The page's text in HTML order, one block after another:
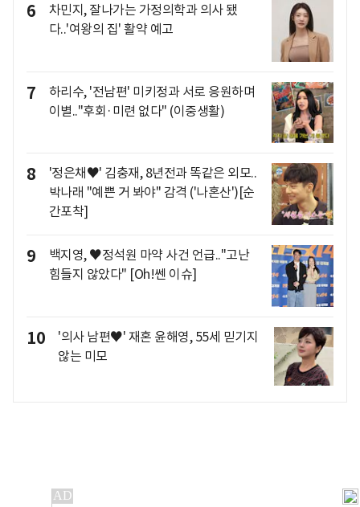
6
차민지, 잘나가는 가정의학과 의사 됐
다..'여왕의 집' 활약 예고
7
하리수, '전남편' 미키정과 서로 응원하며
이별.."후회·미련 없다" (이중생활)
8
'정은채♥' 김충재, 8년전과 똑같은 외모..
박나래 "예쁜 거 봐야" 감격 ('나혼산')[순
간포착]
9
백지영, ♥정석원 마약 사건 언급.."고난
힘들지 않았다" [Oh!쎈 이슈]
10
'의사 남편♥' 재혼 윤해영, 55세 믿기지
않는 미모